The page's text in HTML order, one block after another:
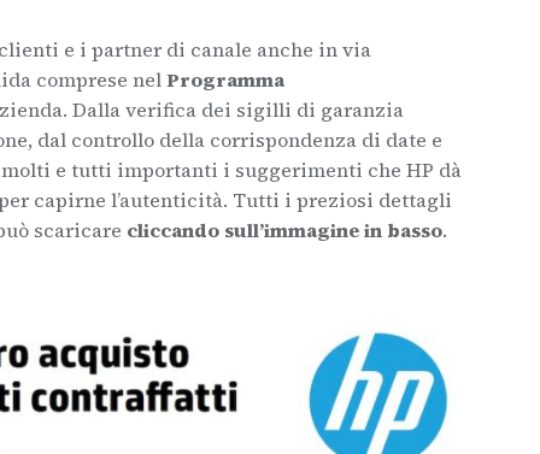
e i partner di canale anche in via
comprese nelProgramma
Dalla verifica dei sigilli di garanzia
dal controllo della corrispondenza di date e
molti e tutti importanti i suggerimenti che HP dà
capirne l’autenticità. Tutti i preziosi dettagli
scaricare cliccando sull’immagine in basso.